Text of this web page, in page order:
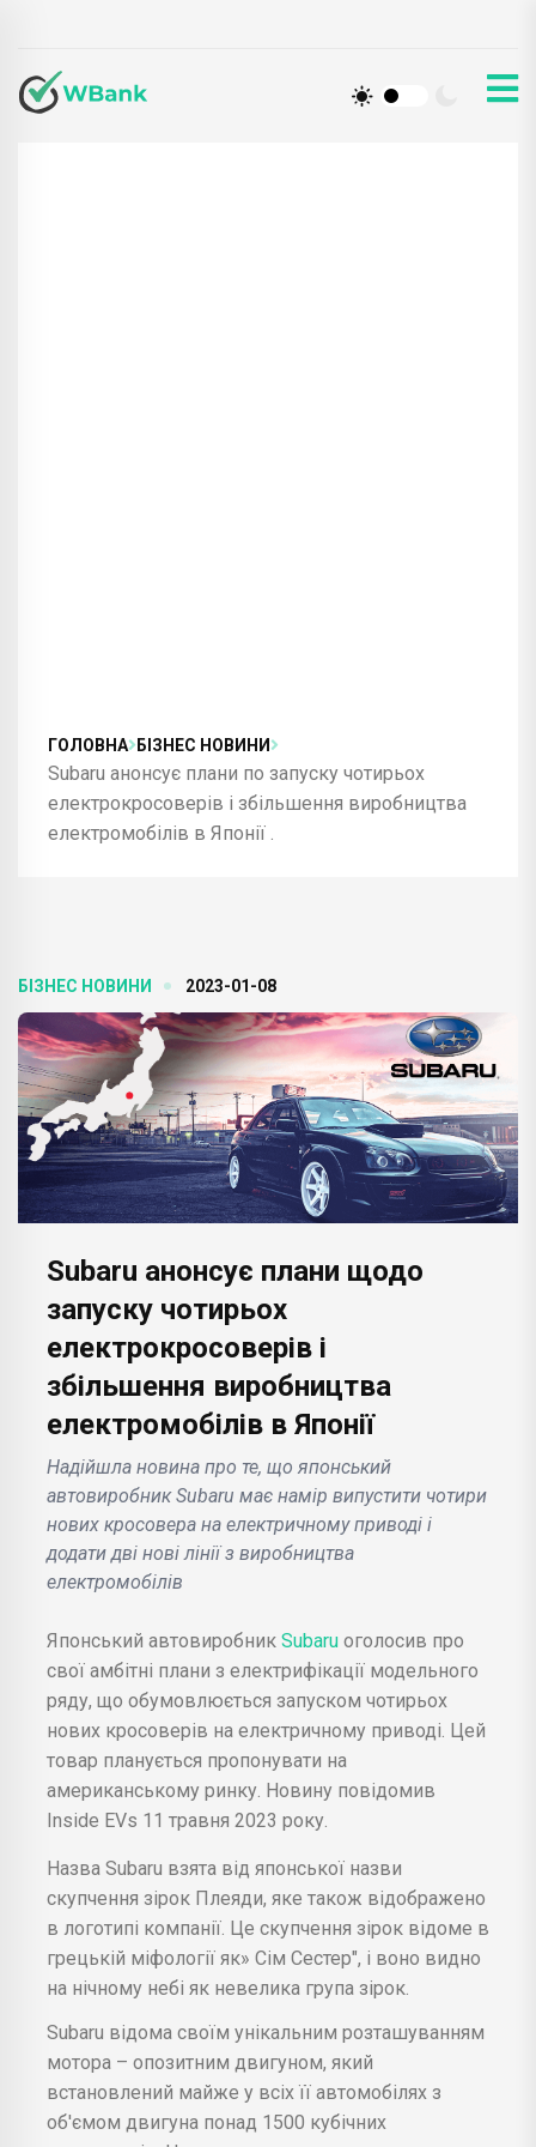
ГОЛОВНА БІЗНЕС НОВИНИ
Subaru анонсує плани по запуску чотирьох
електрокросоверів і збільшення виробництва
електромобілів в Японії .
БІЗНЕС НОВИНИ 2023-01-08
Subaru анонсує плани щодо
запуску чотирьох
електрокросоверів і
збільшення виробництва
електромобілів в Японії
Надійшла новина про те, що японський
автовиробник Subaru має намір випустити чотири
нових кросовера на електричному приводі і
додати дві нові лінії з виробництва
електромобілів
Японський автовиробник Subaru оголосив про
свої амбітні плани з електрифікації модельного
ряду, що обумовлюється запуском чотирьох
нових кросоверів на електричному приводі. Цей
товар планується пропонувати на
американському ринку. Новину повідомив
Inside EVs 11 травня 2023 року.
Назва Subaru взята від японської назви
скупчення зірок Плеяди, яке також відображено
в логотипі компанії. Це скупчення зірок відоме в
грецькій міфології як» Сім Сестер", і воно видно
на нічному небі як невелика група зірок.
Subaru відома своїм унікальним розташуванням
мотора – опозитним двигуном, який
встановлений майже у всіх її автомобілях з
об'ємом двигуна понад 1500 кубічних